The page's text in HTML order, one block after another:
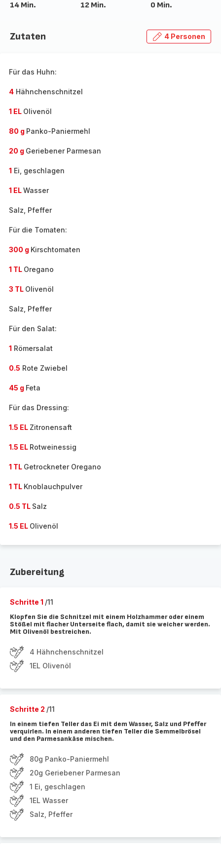
14 Min. 12 Min. 0 Min.
Zutaten 4 Personen
Für das Huhn:
4 Hähnchenschnitzel
1 EL Olivenöl
80 g Panko-Paniermehl
20 g Geriebener Parmesan
1 Ei, geschlagen
1 ELWasser
Salz, Pfeffer
Für die Tomaten:
300 g Kirschtomaten
1 TL Oregano
3 TL Olivenöl
Salz, Pfeffer
Für den Salat:
1 Römersalat
0.5 Rote Zwiebel
45 g Feta
Für das Dressing:
1.5 EL Zitronensaft
1.5 EL Rotweinessig
1 TL Getrockneter Oregano
1 TL Knoblauchpulver
0.5 TL Salz
1.5 EL Olivenöl
Zubereitung
Schritte 1 /11
Klopfen Sie die Schnitzel mit einem Holzhammer oder einem
Stößel mit flacher Unterseite flach, damit sie weicher werden.
Mit Olivenöl bestreichen.
4 Hähnchenschnitzel
1EL Olivenöl
Schritte 2 /11
In einem tiefen Teller das Ei mit dem Wasser, Salz und Pfeffer
verquirlen. In einem anderen tiefen Teller die Semmelbrösel
und den Parmesankäse mischen.
80g Panko-Paniermehl
20g Geriebener Parmesan
1 Ei, geschlagen
1EL Wasser
Salz, Pfeffer